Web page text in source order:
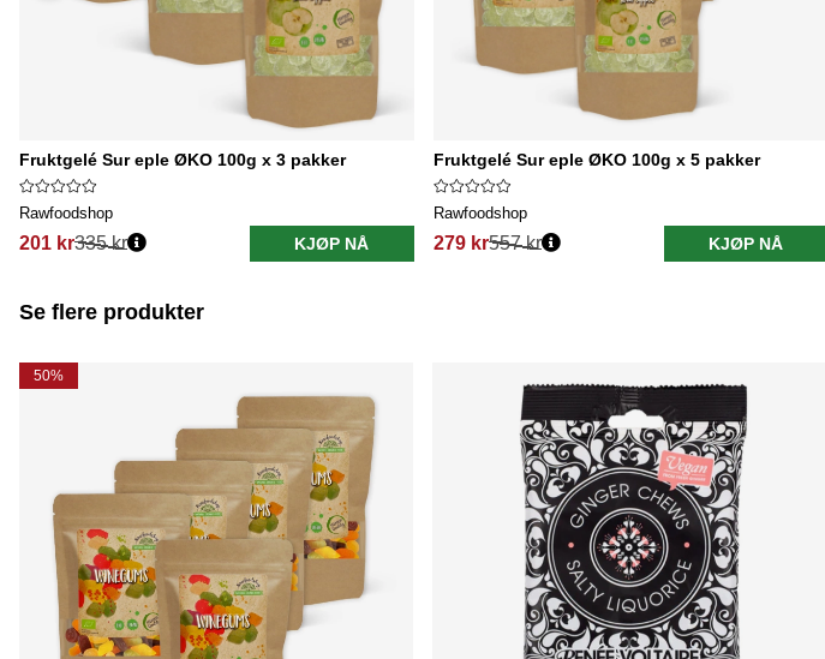
Fruktgelé Sur eple ØKO 100g x 3 pakker
Rawfoodshop
201 kr335 kr KJØP NÅ
Fruktgelé Sur eple ØKO 100g x 5 pakker
Rawfoodshop
279 kr557 kr KJØP NÅ
Se flere produkter
50%